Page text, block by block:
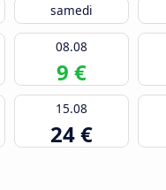
samedi
08.08
9 €
15.08
24 €